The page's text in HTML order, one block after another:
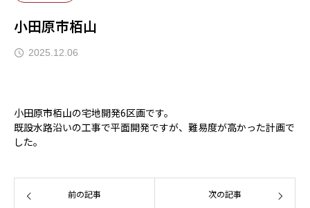
小田原市栢山
2025.12.06
小田原市栢山の宅地開発6区画です。
既設水路沿いの工事で平面開発ですが、難易度が高かった計画で
した。
前の記事 次の記事